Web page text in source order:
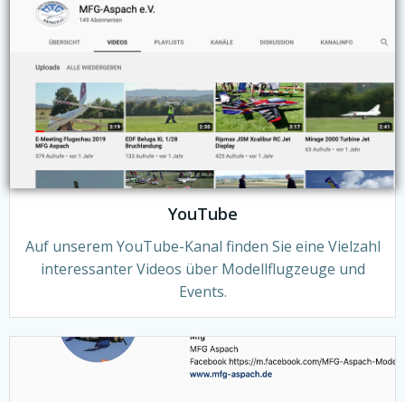
YouTube
Auf unserem YouTube-Kanal finden Sie eine Vielzahl
interessanter Videos über Modellflugzeuge und
Events.